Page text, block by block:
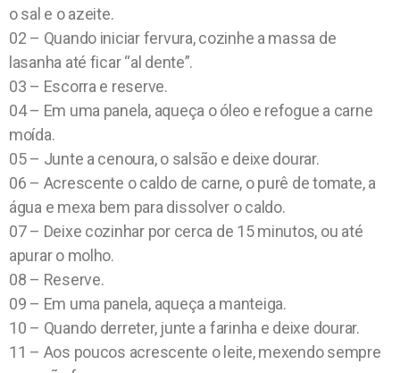
o sal e o azeite.
02 – Quando iniciar fervura, cozinhe a massa de
lasanha até ficar “al dente”.
03 – Escorra e reserve.
04 – Em uma panela, aqueça o óleo e refogue a carne
moída.
05 – Junte a cenoura, o salsão e deixe dourar.
06 – Acrescente o caldo de carne, o purê de tomate, a
água e mexa bem para dissolver o caldo.
07 – Deixe cozinhar por cerca de 15 minutos, ou até
apurar o molho.
08 – Reserve.
09 – Em uma panela, aqueça a manteiga.
10 – Quando derreter, junte a farinha e deixe dourar.
11 – Aos poucos acrescente o leite, mexendo sempre